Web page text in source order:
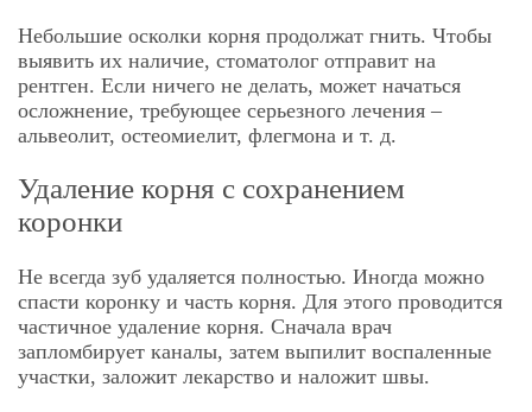
Небольшие осколки корня продолжат гнить. Чтобы
выявить их наличие, стоматолог отправит на
рентген. Если ничего не делать, может начаться
осложнение, требующее серьезного лечения –
альвеолит, остеомиелит, флегмона и т. д.
Удаление корня с сохранением
коронки
Не всегда зуб удаляется полностью. Иногда можно
спасти коронку и часть корня. Для этого проводится
частичное удаление корня. Сначала врач
запломбирует каналы, затем выпилит воспаленные
участки, заложит лекарство и наложит швы.